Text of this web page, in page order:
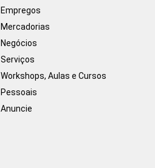
Empregos
Mercadorias
Negócios
Serviços
Workshops, Aulas e Cursos
Pessoais
Anuncie